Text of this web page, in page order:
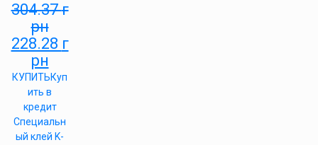
304.37г
рн
228.28 г
рн
КУПИТЬКуп
ить в
кредит
Специальн
ый клей K-